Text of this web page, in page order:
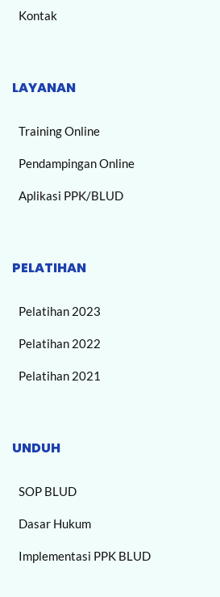
Kontak
LAYANAN
Training Online
Pendampingan Online
Aplikasi PPK/BLUD
PELATIHAN
Pelatihan 2023
Pelatihan 2022
Pelatihan 2021
UNDUH
SOP BLUD
Dasar Hukum
Implementasi PPK BLUD